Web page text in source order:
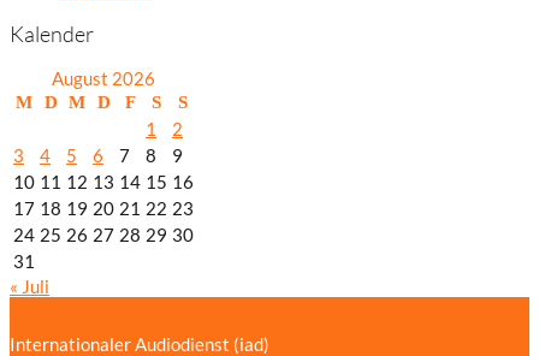
Kalender
August 2026
M D M D F S S
1
2
3
4 5 6 7 8
9
10 11 12 13 14 15 16
17 18 19 20 21 22 23
24 25 26 27 28 29 30
31
« Juli
Internationaler Audiodienst (iad)